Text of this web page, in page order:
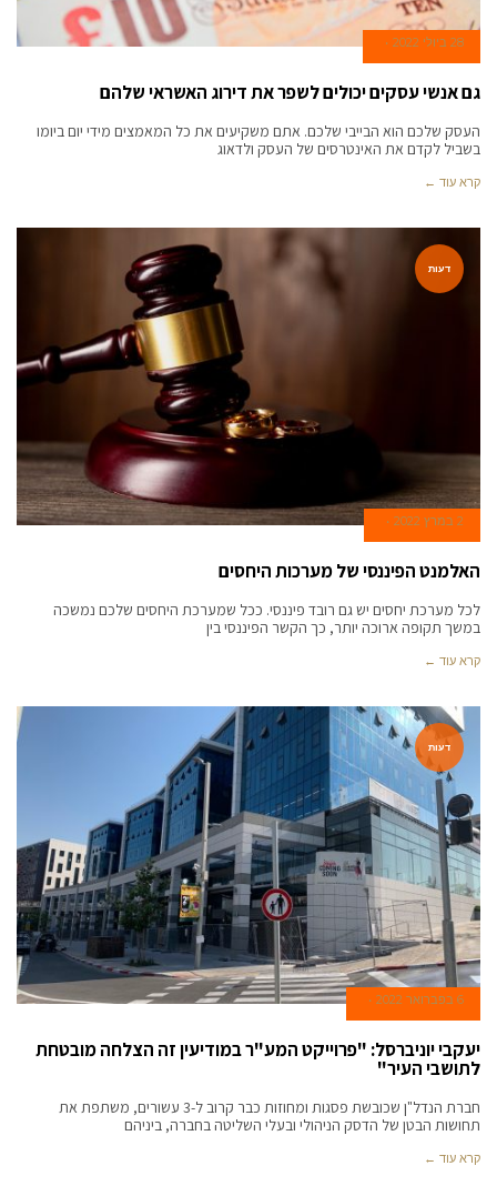
28 ביולי 2022
גם אנשי עסקים יכולים לשפר את דירוג האשראי שלהם
העסק שלכם הוא הבייבי שלכם. אתם משקיעים את כל המאמצים מידי יום ביומו
בשביל לקדם את האינטרסים של העסק ולדאוג
קרא עוד ←
דעות
2 במרץ 2022
האלמנט הפיננסי של מערכות היחסים
לכל מערכת יחסים יש גם רובד פיננסי. ככל שמערכת היחסים שלכם נמשכה
במשך תקופה ארוכה יותר, כך הקשר הפיננסי בין
קרא עוד ←
דעות
6 בפברואר 2022
יעקבי יוניברסל: "פרוייקט המע"ר במודיעין זה הצלחה מובטחת
לתושבי העיר"
חברת הנדל"ן שכובשת פסגות ומחוזות כבר קרוב ל-3 עשורים, משתפת את
תחושות הבטן של הדסק הניהולי ובעלי השליטה בחברה, ביניהם
קרא עוד ←